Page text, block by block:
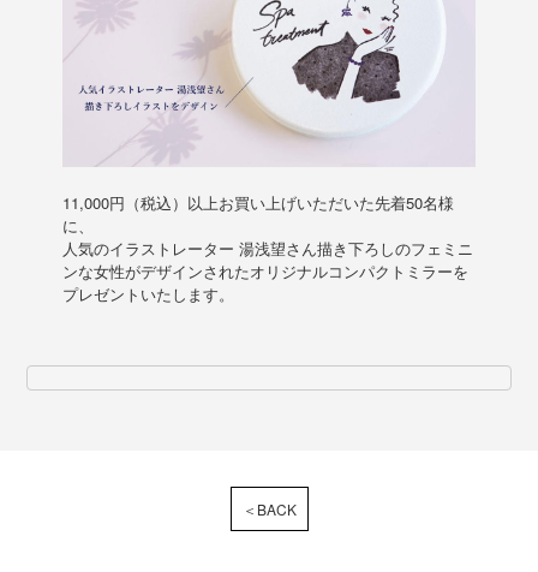
11,000円（税込）以上お買い上げいただいた先着50名様
に、
人気のイラストレーター 湯浅望さん描き下ろしのフェミニ
ンな女性がデザインされたオリジナルコンパクトミラーを
プレゼントいたします。
＜BACK